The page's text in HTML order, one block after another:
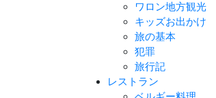
ワロン地方観光
キッズお出かけ
旅の基本
犯罪
旅行記
レストラン